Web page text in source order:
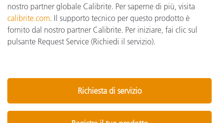
nostro partner globale Calibrite. Per saperne di più, visita
calibrite.com. Il supporto tecnico per questo prodotto è
fornito dal nostro partner Calibrite. Per iniziare, fai clic sul
pulsante Request Service (Richiedi il servizio).
Richiesta di servizio